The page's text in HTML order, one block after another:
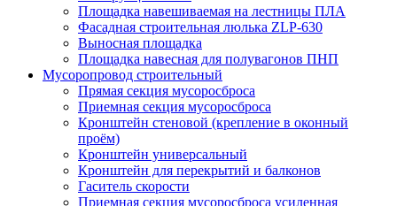
Площадка навешиваемая на лестницы ПЛА
Фасадная строительная люлька ZLP-630
Выносная площадка
Площадка навесная для полувагонов ПНП
Мусоропровод строительный
Прямая секция мусоросброса
Приемная секция мусоросброса
Кронштейн стеновой (крепление в оконный
проём)
Кронштейн универсальный
Кронштейн для перекрытий и балконов
Гаситель скорости
Приемная секция мусоросброса усиленная